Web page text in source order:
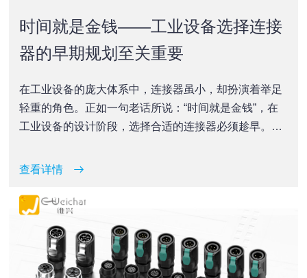
时间就是金钱——工业设备选择连接
器的早期规划至关重要
在工业设备的庞大体系中，连接器虽小，却扮演着举足
轻重的角色。正如一句老话所说：“时间就是金钱”，在
工业设备的设计阶段，选择合适的连接器必须趁早。本
整体性能和成本效益具有决定性影响。
查看详情